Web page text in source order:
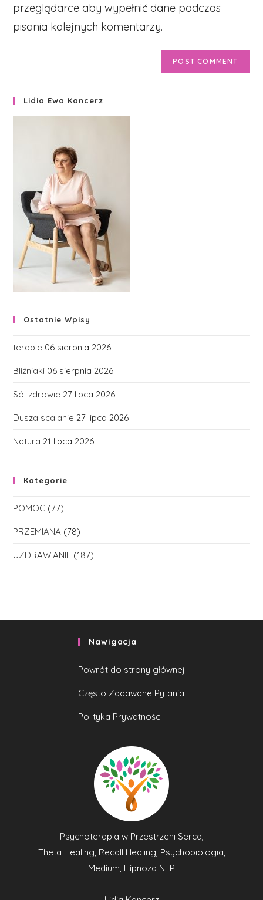
przeglądarce aby wypełnić dane podczas
pisania kolejnych komentarzy.
Lidia Ewa Kancerz
Ostatnie Wpisy
terapie 06 sierpnia 2026
Bliźniaki 06 sierpnia 2026
Sól zdrowie 27 lipca 2026
Dusza scalanie 27 lipca 2026
Natura 21 lipca 2026
Kategorie
POMOC (77)
PRZEMIANA (78)
UZDRAWIANIE (187)
Nawigacja
Powrót do strony głównej
Często Zadawane Pytania
Polityka Prywatności
Psychoterapia w Przestrzeni Serca,
Theta Healing, Recall Healing, Psychobiologia,
Medium, Hipnoza NLP